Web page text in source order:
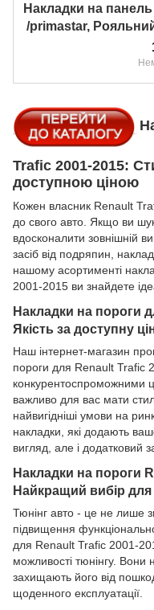
Накладки на
/primastar,
Trafic 2001-2015:
доступною ціною
Кожен власник Renault
до свого авто. Якщо ви
вдосконалити зовнішній
засіб від подряпин,
нашому асортименті
2001-2015 ви знайдете
Накладки на пороги
Якість за доступну
Наш інтернет-магазин
пороги для Renault Trafic
конкурентоспроможними
важливо для вас мати
найвигідніші умови на
накладки, які додають
вигляд, але і додатковий
Накладки на пороги
Найкращий вибір для
Тюнінг авто - це не лише
підвищення
для Renault Trafic 2001-
можливості тюнінгу.
захищають його від
щоденного експлуатації.